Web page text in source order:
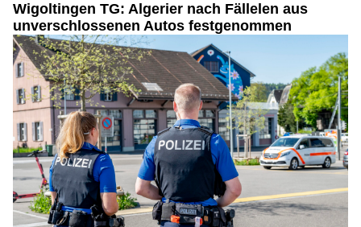
Wigoltingen TG: Algerier nach Fällelen aus
unverschlossenen Autos festgenommen